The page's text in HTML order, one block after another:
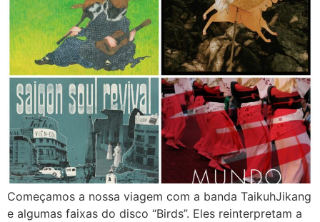
Começamos a nossa viagem com a banda TaikuhJikang
e algumas faixas do disco “Birds”. Eles reinterpretam a